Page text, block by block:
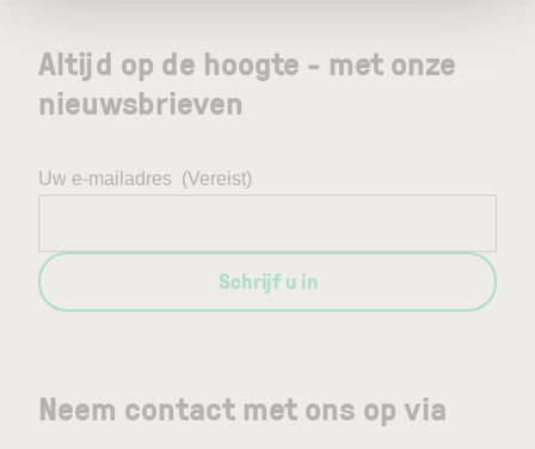
Neem contact met ons op via
Altijd op de hoogte - met onze
nieuwsbrieven
Uw e-mailadres (Vereist)
Schrijf u in